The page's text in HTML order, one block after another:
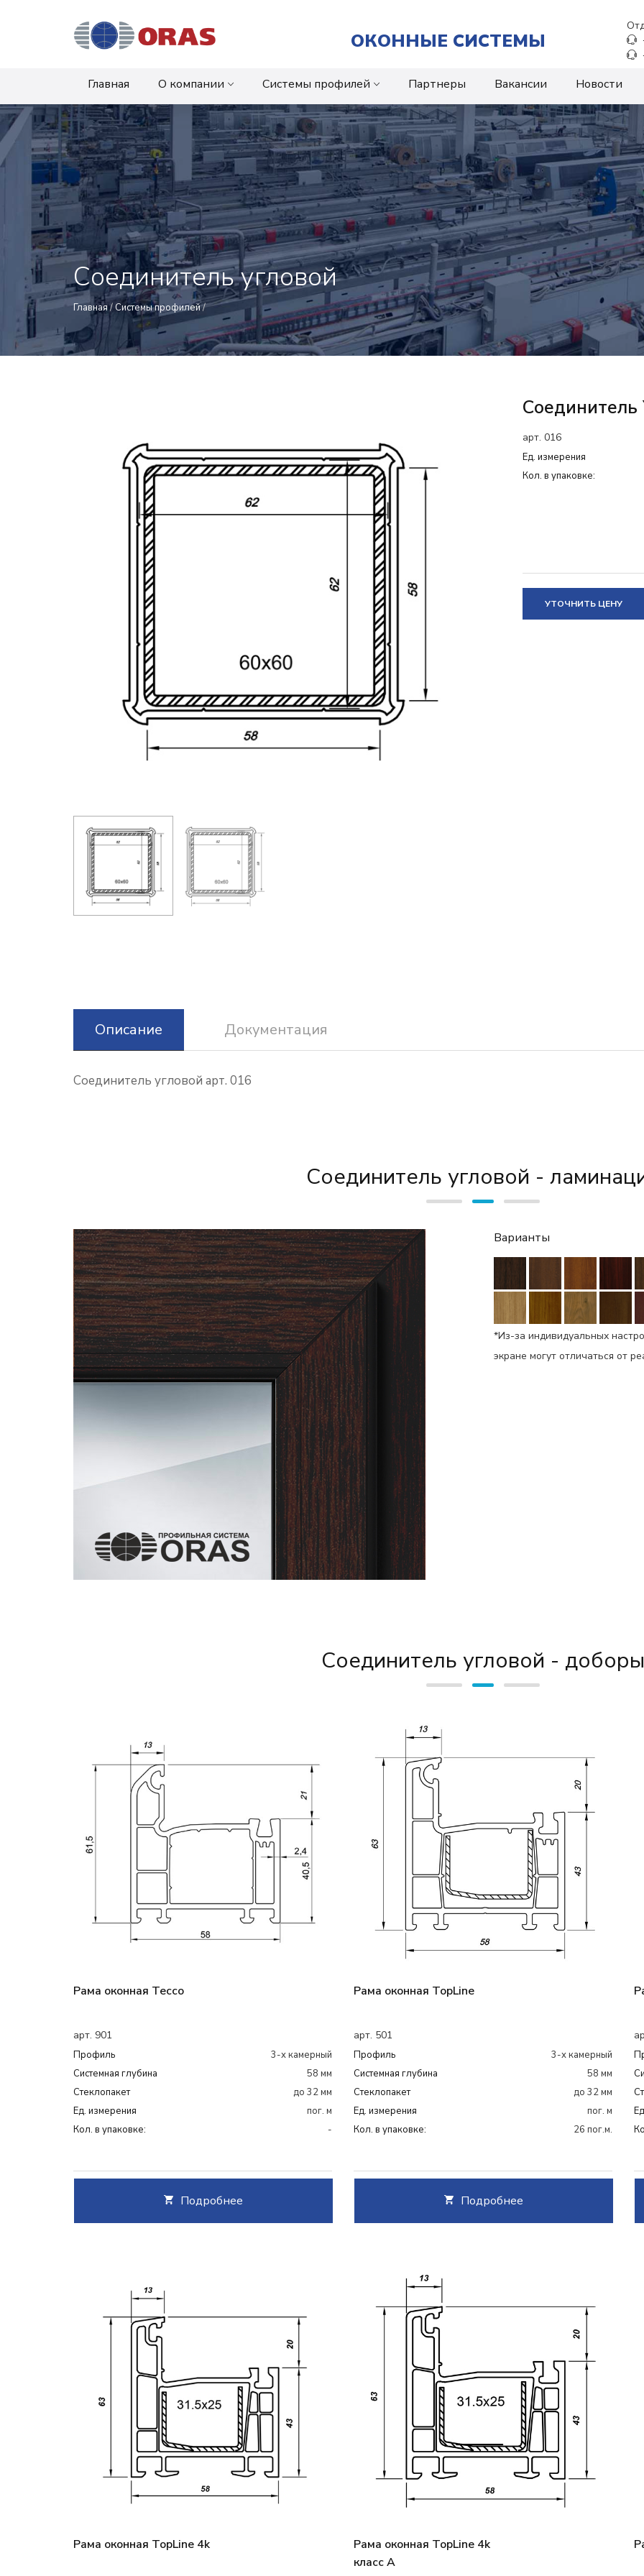
ОКОННЫЕ СИСТЕМЫ
Главная О компании Системы профилей Партнеры Вакансии Новости
Соединитель угловой
Главная/Системы профилей/
Соединитель
арт. 016
Ед. измерения
Кол. в упаковке:
УТОЧНИТЬ ЦЕНУ
Описание Документация
Соединитель угловой арт. 016
Соединитель угловой -
Варианты
*Из-за индивидуальных
экране могут отличаться от
Соединитель угловой - доборы
Рама оконная Tecco
арт. 901
Профиль
3-х камерный
Системная глубина
58 мм
Cтеклопакет
до 32 мм
Ед. измерения
пог. м
Кол. в упаковке:
-
Подробнее
Рама оконная TopLine
арт. 501
Профиль
3-х камерный
Системная глубина
58 мм
Cтеклопакет
до 32 мм
Ед. измерения
пог. м
Кол. в упаковке:
26 пог.м.
Подробнее
Рама оконная TopLine 4k
Рама оконная TopLine 4k
класс А